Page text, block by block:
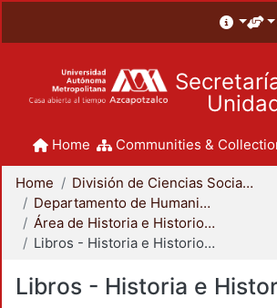
Home Communities &
Home
División de Ciencias Sociales y Humanidades
Departamento de Humanidades
Área de Historia e Historiografía
Libros - Historia e Historiografía
Libros - Historia e